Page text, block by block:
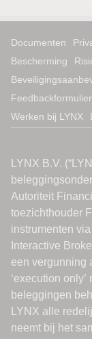
Documenten
Bescherming
Feedbackformulier
Werken bij LYNX